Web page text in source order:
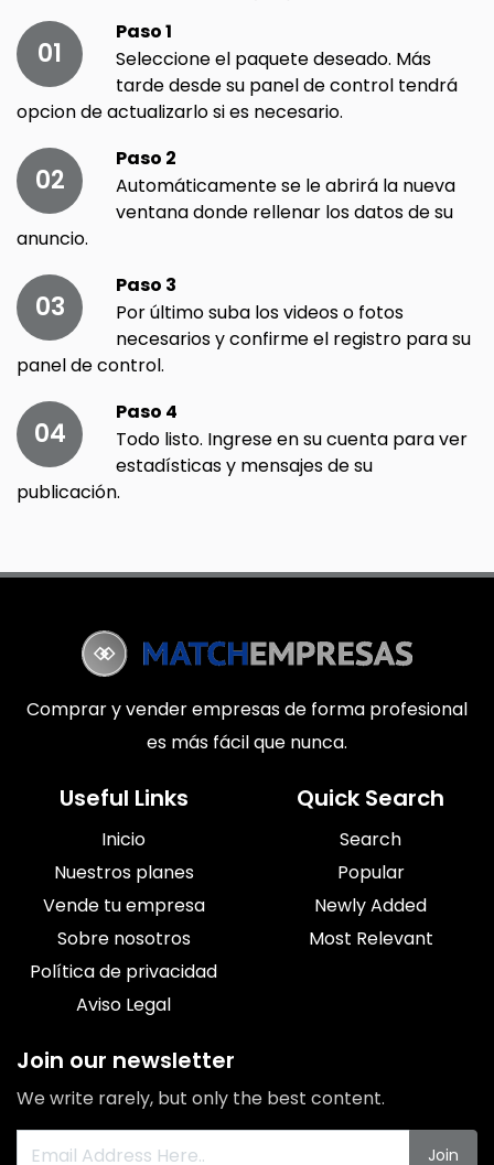
01
Paso 1
Seleccione el paquete deseado. Más
tarde desde su panel de control tendrá
opcion de actualizarlo si es necesario.
02
Paso 2
Automáticamente se le abrirá la nueva
ventana donde rellenar los datos de su
anuncio.
03
Paso 3
Por último suba los videos o fotos
necesarios y confirme el registro para su
panel de control.
04
Paso 4
Todo listo. Ingrese en su cuenta para ver
estadísticas y mensajes de su
publicación.
Comprar y vender empresas de forma profesional
es más fácil que nunca.
Useful Links
Inicio
Nuestros planes
Vende tu empresa
Sobre nosotros
Política de privacidad
Aviso Legal
Quick Search
Search
Popular
Newly Added
Most Relevant
Join our newsletter
We write rarely, but only the best content.
Join